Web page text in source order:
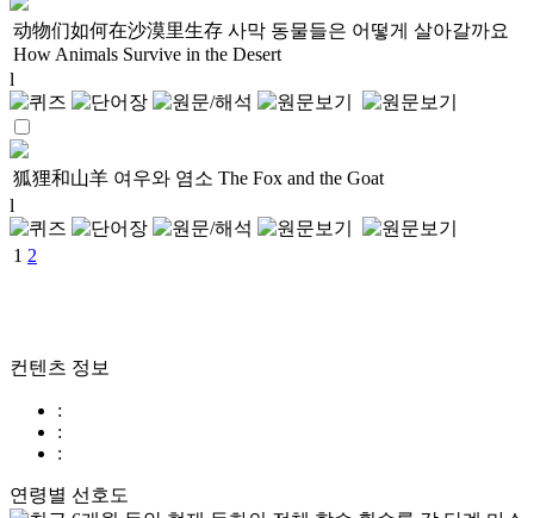
动物们如何在沙漠里生存 사막 동물들은 어떻게 살아갈까요
How Animals Survive in the Desert
l
狐狸和山羊 여우와 염소 The Fox and the Goat
l
1 2
컨텐츠 정보
:
:
:
연령별 선호도